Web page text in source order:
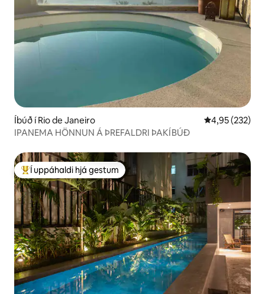
Íbúð í Rio de Janeiro 4,95 af 5 í
4,95 (232)
IPANEMA HÖNNUN Á ÞREFALDRI ÞAKÍBÚÐ
Í mestu uppáhaldi hjá gestum
Í uppáhaldi hjá gestum